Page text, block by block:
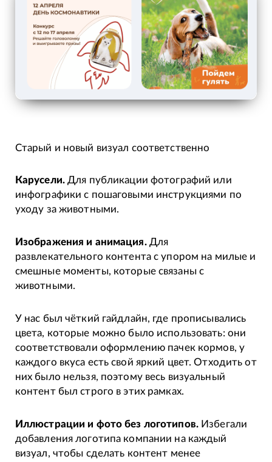
Старый и новый визуал соответственно
Карусели. Для публикации фотографий или
инфографики с пошаговыми инструкциями по
уходу за животными.
Изображения и анимация.Для
развлекательного контента с упором на милые и
смешные моменты, которые связаны с
животными.
У нас был чёткий гайдлайн, где прописывались
цвета, которые можно было использовать: они
соответствовали оформлению пачек кормов, у
каждого вкуса есть свой яркий цвет. Отходить от
них было нельзя, поэтому весь визуальный
контент был строго в этих рамках.
Иллюстрации и фото без логотипов.Избегали
добавления логотипа компании на каждый
визуал, чтобы сделать контент менее